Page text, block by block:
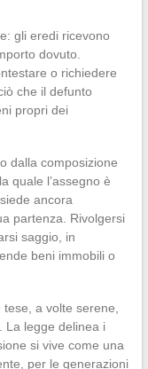
gli eredi ricevono
dovuto.
o richiedere
che il defunto
propri dei
dalla composizione
quale l’assegno è
ancora
partenza. Rivolgersi
saggio, in
beni immobili o
a volte serene,
La legge delinea i
si vive come una
per le generazioni